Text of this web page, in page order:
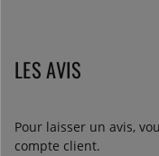
LES AVIS
Pour laisser un avis,
compte client.